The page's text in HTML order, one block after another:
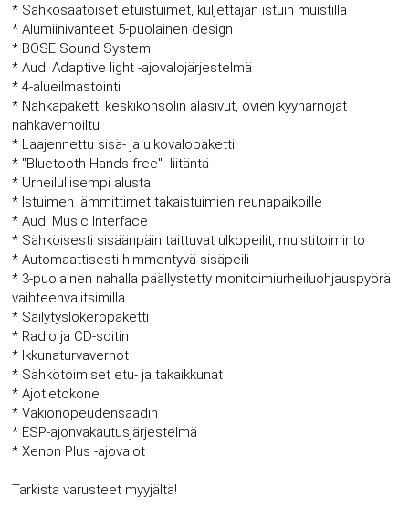
* Sähkösäätöiset etuistuimet, kuljettajan istuin muistilla
* Alumiinivanteet 5-puolainen design
* BOSE Sound System
* Audi Adaptive light -ajovalojärjestelmä
* 4-alueilmastointi
* Nahkapaketti keskikonsolin alasivut, ovien kyynärnojat
nahkaverhoiltu
* Laajennettu sisä- ja ulkovalopaketti
* "Bluetooth-Hands-free" -liitäntä
* Urheilullisempi alusta
* Istuimen lämmittimet takaistuimien reunapaikoille
* Audi Music Interface
* Sähköisesti sisäänpäin taittuvat ulkopeilit, muistitoiminto
* Automaattisesti himmentyvä sisäpeili
* 3-puolainen nahalla päällystetty monitoimiurheiluohjauspyörä
vaihteenvalitsimilla
* Säilytyslokeropaketti
* Radio ja CD-soitin
* Ikkunaturvaverhot
* Sähkötoimiset etu- ja takaikkunat
* Ajotietokone
* Vakionopeudensäädin
* ESP-ajonvakautusjärjestelmä
* Xenon Plus -ajovalot
Tarkista varusteet myyjältä!